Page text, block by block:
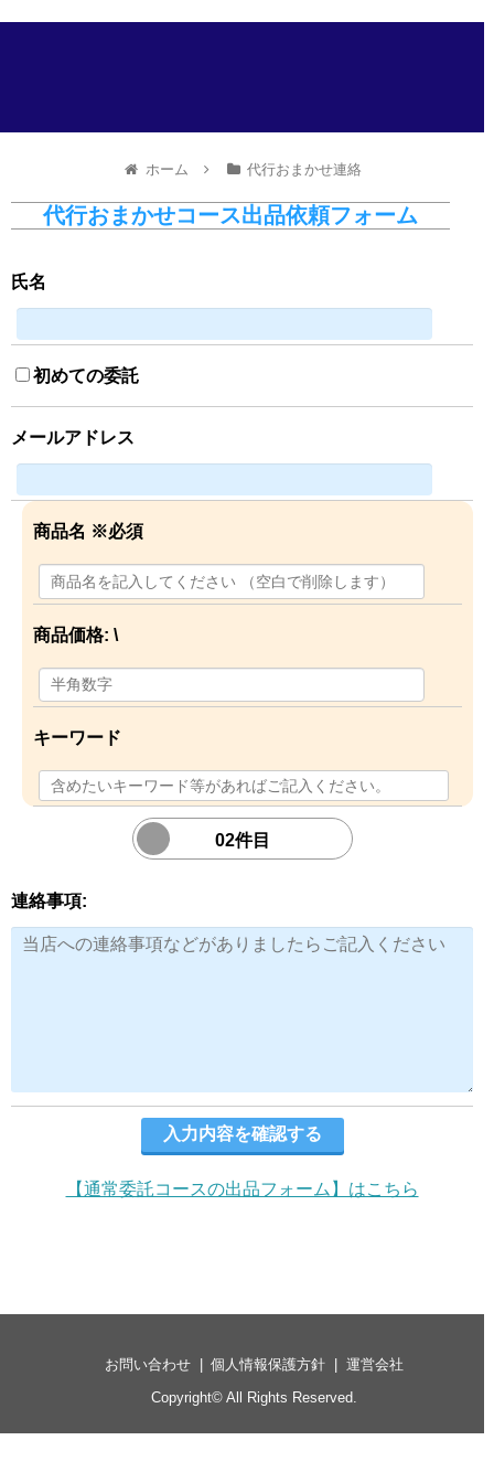
ホーム 代行おまかせ連絡
代行おまかせコース出品依頼フォーム
氏名
初めての委託
メールアドレス
商品名 ※必須
商品価格: \
キーワード
02件目
連絡事項:
【通常委託コースの出品フォーム】はこちら
お問い合わせ 個人情報保護方針
運営会社
Copyright© All Rights Reserved.